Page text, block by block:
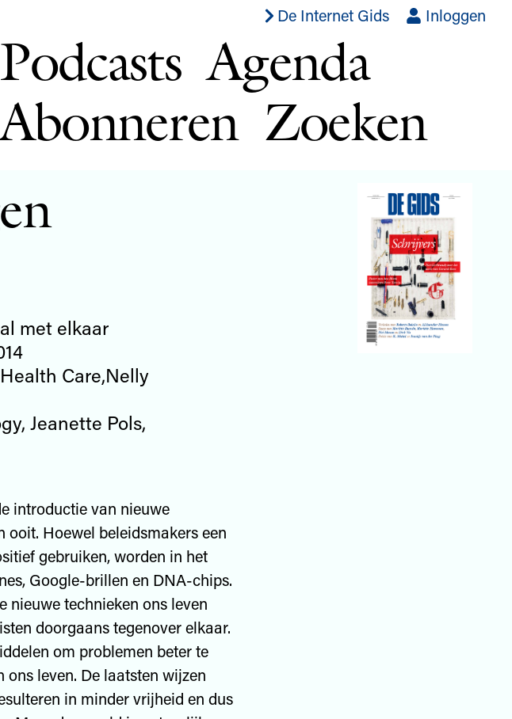
De Internet Gids Inloggen
Podcasts Agenda
Zoeken
met elkaar
Care,Nelly
Jeanette Pols,
introductie van nieuwe
Hoewel beleidsmakers een
gebruiken, worden in het
Google-brillen en DNA-chips.
nieuwe technieken ons leven
doorgaans tegenover elkaar.
om problemen beter te
ons leven. De laatsten wijzen
in minder vrijheid en dus